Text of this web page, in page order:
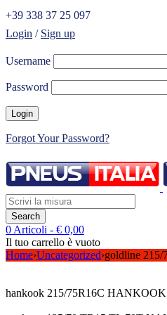
+39 338 37 25 097
Login / Sign up
Username
Password
Forgot Your Password?
0 Articoli - € 0,00
Il tuo carrello è vuoto
Home›Uncategorized›goldline
hankook 215/75R16C